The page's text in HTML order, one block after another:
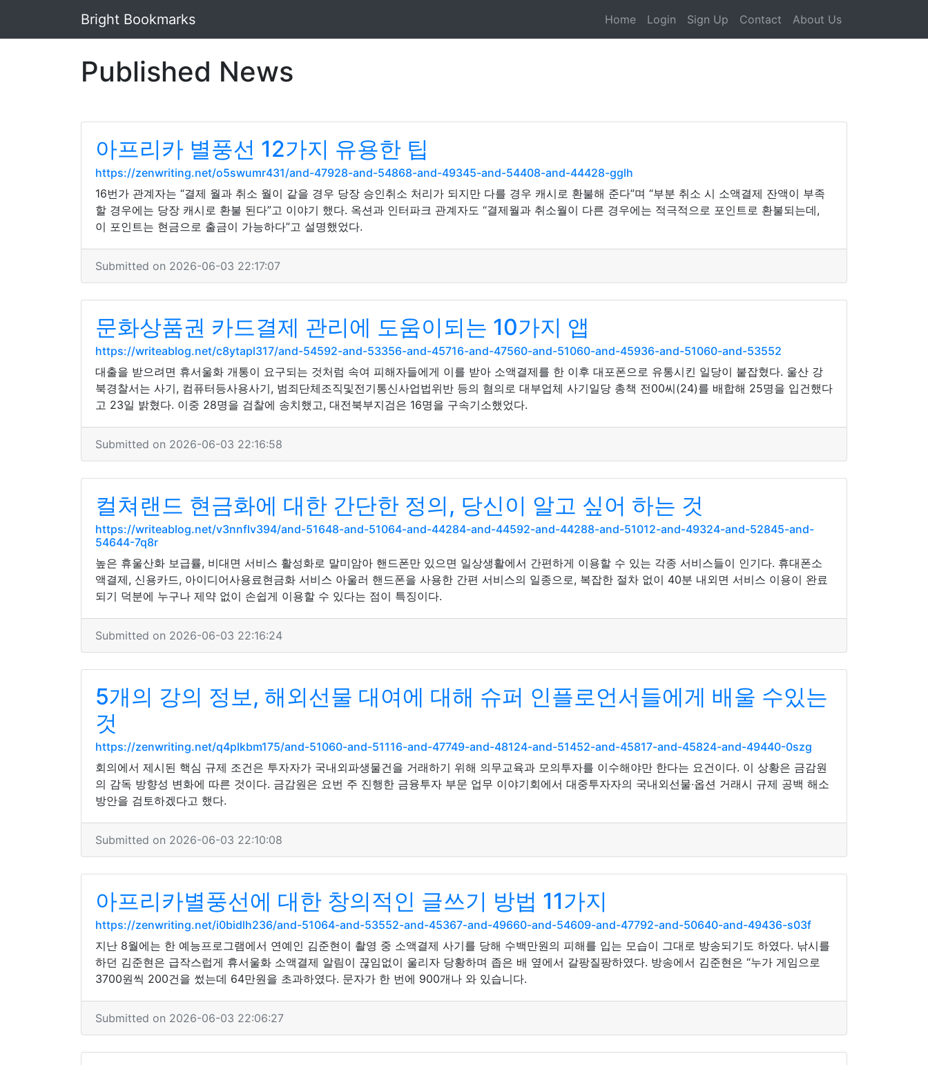
Bright Bookmarks Home Login Sign Up Contact About Us
Published News
아프리카 별풍선 12가지 유용한 팁
https://zenwriting.net/o5swumr431/and-47928-and-54868-and-49345-and-54408-and-44428-gglh
16번가 관계자는 “결제 월과 취소 월이 같을 경우 당장 승인취소 처리가 되지만 다를 경우 캐시로 환불해 준다”며 “부분 취소 시 소액결제 잔액이 부족
할 경우에는 당장 캐시로 환불 된다”고 이야기 했다. 옥션과 인터파크 관계자도 “결제월과 취소월이 다른 경우에는 적극적으로 포인트로 환불되는데,
이 포인트는 현금으로 출금이 가능하다”고 설명했었다.
Submitted on 2026-06-03 22:17:07
문화상품권 카드결제 관리에 도움이되는 10가지 앱
https://writeablog.net/c8ytapl317/and-54592-and-53356-and-45716-and-47560-and-51060-and-45936-and-51060-and-53552
대출을 받으려면 휴서울화 개통이 요구되는 것처럼 속여 피해자들에게 이를 받아 소액결제를 한 이후 대포폰으로 유통시킨 일당이 붙잡혔다. 울산 강
북경찰서는 사기, 컴퓨터등사용사기, 범죄단체조직및전기통신사업법위반 등의 혐의로 대부업체 사기일당 총책 전00씨(24)를 배합해 25명을 입건했다
고 23일 밝혔다. 이중 28명을 검찰에 송치했고, 대전북부지검은 16명을 구속기소했었다.
Submitted on 2026-06-03 22:16:58
컬쳐랜드 현금화에 대한 간단한 정의, 당신이 알고 싶어 하는 것
https://writeablog.net/v3nnflv394/and-51648-and-51064-and-44284-and-44592-and-44288-and-51012-and-49324-and-52845-and-
54644-7q8r
높은 휴울산화 보급률, 비대면 서비스 활성화로 말미암아 핸드폰만 있으면 일상생활에서 간편하게 이용할 수 있는 각종 서비스들이 인기다. 휴대폰소
액결제, 신용카드, 아이디어사용료현금화 서비스 아울러 핸드폰을 사용한 간편 서비스의 일종으로, 복잡한 절차 없이 40분 내외면 서비스 이용이 완료
되기 덕분에 누구나 제약 없이 손쉽게 이용할 수 있다는 점이 특징이다.
Submitted on 2026-06-03 22:16:24
5개의 강의 정보, 해외선물 대여에 대해 슈퍼 인플로언서들에게 배울 수있는
것
https://zenwriting.net/q4plkbm175/and-51060-and-51116-and-47749-and-48124-and-51452-and-45817-and-45824-and-49440-0szg
회의에서 제시된 핵심 규제 조건은 투자자가 국내외파생물건을 거래하기 위해 의무교육과 모의투자를 이수해야만 한다는 요건이다. 이 상황은 금감원
의 감독 방향성 변화에 따른 것이다. 금감원은 요번 주 진행한 금융투자 부문 업무 이야기회에서 대중투자자의 국내외선물·옵션 거래시 규제 공백 해소
방안을 검토하겠다고 했다.
Submitted on 2026-06-03 22:10:08
아프리카별풍선에 대한 창의적인 글쓰기 방법 11가지
https://zenwriting.net/i0bidlh236/and-51064-and-53552-and-45367-and-49660-and-54609-and-47792-and-50640-and-49436-s03f
지난 8월에는 한 예능프로그램에서 연예인 김준현이 촬영 중 소액결제 사기를 당해 수백만원의 피해를 입는 모습이 그대로 방송되기도 하였다. 낚시를
하던 김준현은 급작스럽게 휴서울화 소액결제 알림이 끊임없이 울리자 당황하며 좁은 배 옆에서 갈팡질팡하였다. 방송에서 김준현은 “누가 게임으로
3700원씩 200건을 썼는데 64만원을 초과하였다. 문자가 한 번에 900개나 와 있습니다.
Submitted on 2026-06-03 22:06:27